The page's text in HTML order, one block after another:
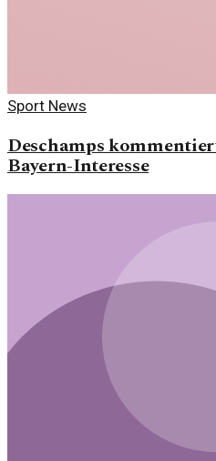
Sport News
Deschamps
Bayern-Interesse